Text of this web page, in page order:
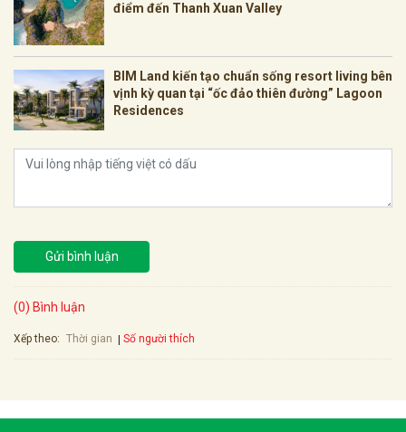
điểm đến Thanh Xuan Valley
BIM Land kiến tạo chuẩn sống resort living bên
vịnh kỳ quan tại “ốc đảo thiên đường” Lagoon
Residences
Gửi bình luận
(0) Bình luận
Xếp theo: Thời gian Số người thích